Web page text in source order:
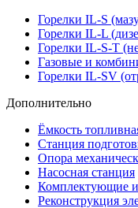
Горелки IL-S
Горелки IL-L
Горелки IL-S-T
Газовые и
Горелки IL-SV
Дополнительно
Ёмкость
Станция
Опора
Насосная станция
Комплектующие и
Реконструкция